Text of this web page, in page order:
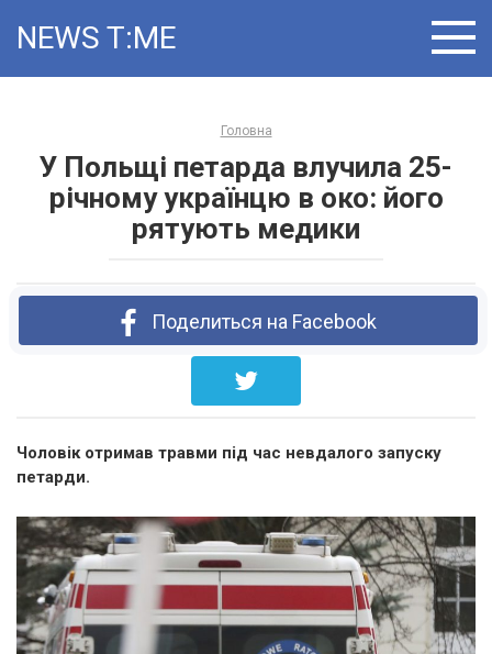
NEWS T:ME
Головна
У Польщі петарда влучила 25-
річному українцю в око: його
рятують медики
Поделиться на Facebook
Чоловік отримав травми під час невдалого запуску
петарди.